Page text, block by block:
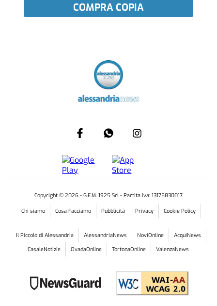
COMPRA COPIA
Copyright © 2026 - G.E.M. 1925 Srl - Partita iva: 13178830017
Chi siamo Cosa Facciamo Pubblicità Privacy Cookie Policy
Il Piccolo di Alessandria AlessandriaNews NoviOnline
AcquiNews
CasaleNotizie
OvadaOnline TortonaOnline ValenzaNews